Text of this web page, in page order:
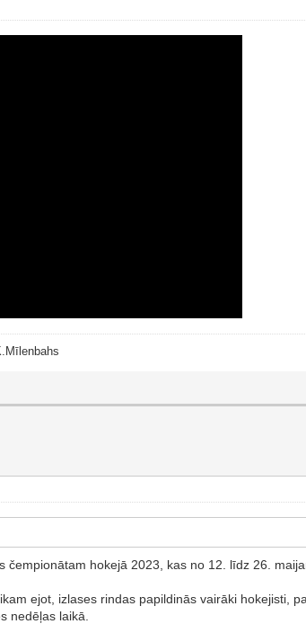
hokejā 2023, kas no 12. līdz 26.
ejot, izlases rindas papildinās vairāki hokejisti,
nedēļas laikā.